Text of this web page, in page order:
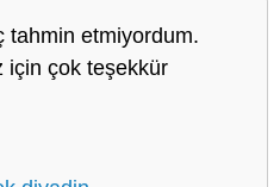
tahmin etmiyordum.
için çok teşekkür